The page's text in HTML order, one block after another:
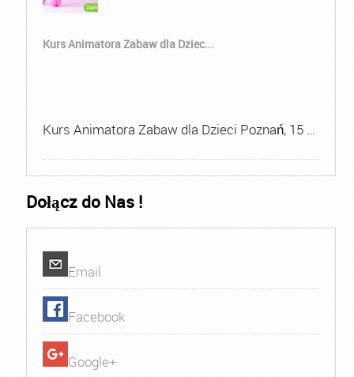
Kurs Animatora Zabaw dla Dziec...
Kurs Animatora Zabaw dla Dzieci Poznań, 15 …
Dołącz do Nas !
Email
Facebook
Google+